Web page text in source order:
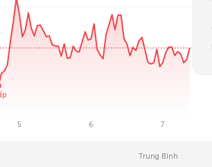
Trung Bình